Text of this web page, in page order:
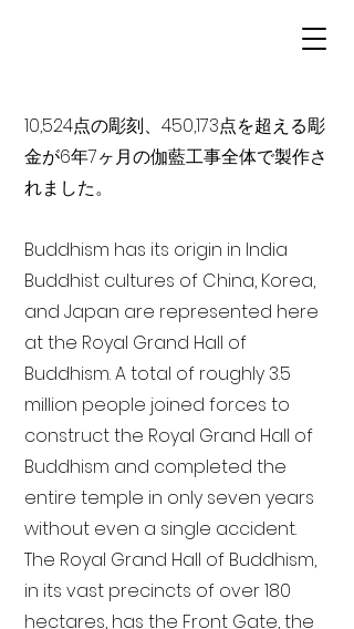
10,524点の彫刻、450,173点を超える彫
金が6年7ヶ月の伽藍工事全体で製作さ
れました。
Buddhism has its origin in India
Buddhist cultures of China, Korea,
and Japan are represented here
at the Royal Grand Hall of
Buddhism. A total of roughly 3.5
million people joined forces to
construct the Royal Grand Hall of
Buddhism and completed the
entire temple in only seven years
without even a single accident.
The Royal Grand Hall of Buddhism,
in its vast precincts of over 180
hectares, has the Front Gate, the